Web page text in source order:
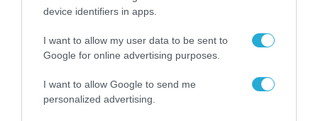
device identifiers in apps.
I want to allow my user data to be sent to
Google for online advertising purposes.
I want to allow Google to send me
personalized advertising.